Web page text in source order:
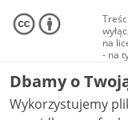
na
- na
NC-
Dbamy o
Wykorzystujemy